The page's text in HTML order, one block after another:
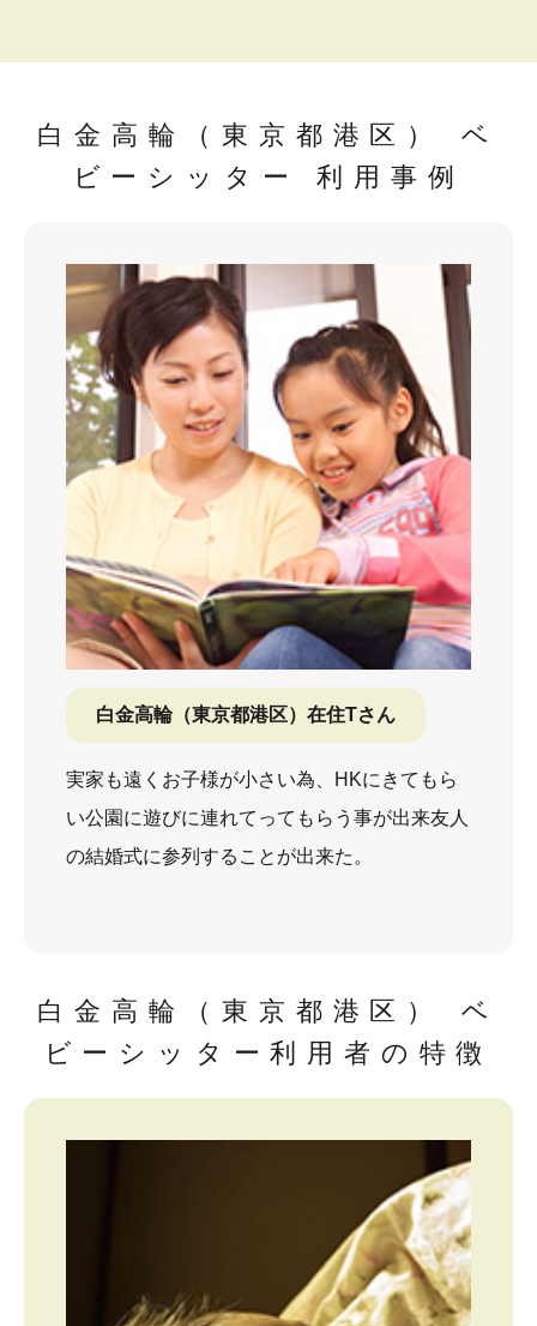
白金高輪（東京都港区） ベ
ビーシッター 利用事例
白金高輪（東京都港区）在住Tさん
実家も遠くお子様が小さい為、HKにきてもら
い公園に遊びに連れてってもらう事が出来友人
の結婚式に参列することが出来た。
白金高輪（東京都港区） ベ
ビーシッター利用者の特徴